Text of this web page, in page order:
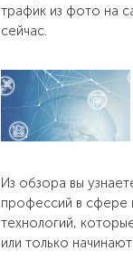
трафик из фото на
сейчас.
Из обзора вы
профессий в сфере
технологий,
или только начинают